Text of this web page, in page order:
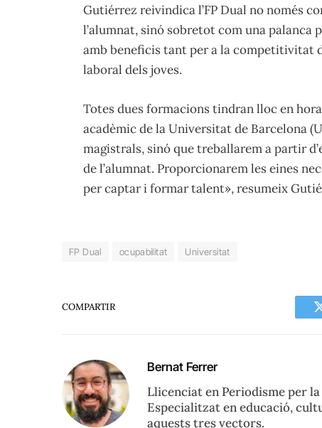
Gutiérrez reivindica l’FP Dual no només
l’alumnat, sinó sobretot com una palanca
amb beneficis tant per a la competitivitat
laboral dels joves.
Totes dues formacions tindran lloc en
acadèmic de la Universitat de Barcelona
magistrals, sinó que treballarem a partir
de l’alumnat. Proporcionarem les eines
per captar i formar talent», resumeix
FP Dual ocupabilitat Universitat
COMPARTIR
Bernat Ferrer
Llicenciat en Periodisme per
Especialitzat en educació,
aquests tres vectors.